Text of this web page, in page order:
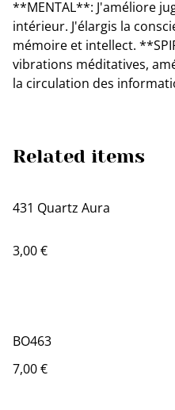
**MENTAL**: J'améliore
intérieur. J'élargis la
mémoire et intellect.
vibrations méditatives,
la circulation des
Related items
431 Quartz Aura
3,00 €
BO463
7,00 €